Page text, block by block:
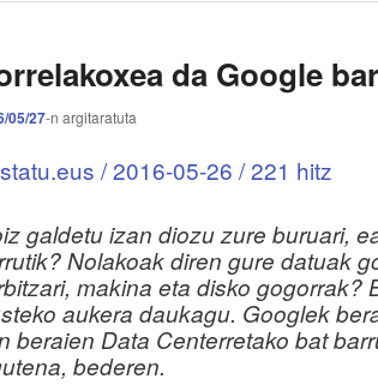
da Google
05/27-n argitaratuta
/ 2016-05-26 / 221 hitz
galdetu izan diozu zure buruari,
Nolakoak diren gure datuak
makina eta disko gogorrak?
aukera daukagu. Googlek
beraien Data Centerretako bat
bederen.